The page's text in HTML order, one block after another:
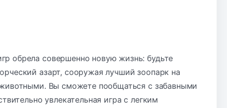
обрела совершенно новую жизнь: будьте
азарт, сооружая лучший зоопарк на
Вы сможете пообщаться с забавными
увлекательная игра с легким